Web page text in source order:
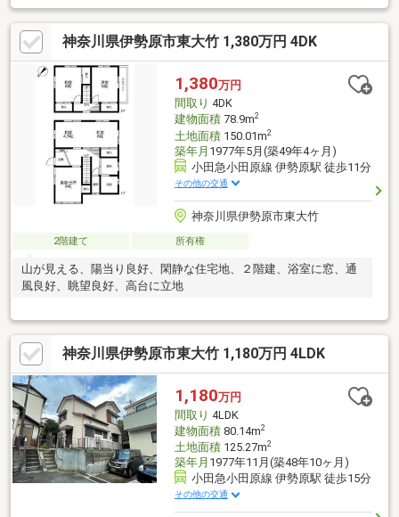
でバスタイムを快適に過ごせます。■駐車２台可で安心快適なカ
ーライフ。■伊勢原駅から徒歩9分で通勤通学にはとても便利で
す。■LDK15畳以上。お客様一人一人に合わせたライフプランのご
提案をさせていただきます。資金計画、住宅ローン等についても
お気軽にご相談ください。お問い合わせ、お待ちしております。
神奈川県伊勢原市東大竹 1,380万円 4DK
1,380万円
間取り 4DK
建物面積78.9m2
土地面積150.01m2
築年月 1977年5月(築49年4ヶ月)
小田急小田原線 伊勢原駅 徒歩11分
その他の交通
神奈川県伊勢原市東大竹
2階建て 所有権
山が見える、陽当り良好、閑静な住宅地、２階建、浴室に窓、通
風良好、眺望良好、高台に立地
神奈川県伊勢原市東大竹 1,180万円 4LDK
1,180万円
間取り 4LDK
建物面積80.14m2
土地面積125.27m2
築年月 1977年11月(築48年10ヶ月)
小田急小田原線 伊勢原駅 徒歩15分
その他の交通